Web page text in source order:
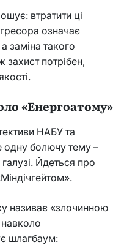
втратити ці
означає
заміна такого
захист потрібен,
«Енергоатому»
НАБУ та
болючу тему –
Йдеться про
називає «злочинною
навколо
шлагбаум: